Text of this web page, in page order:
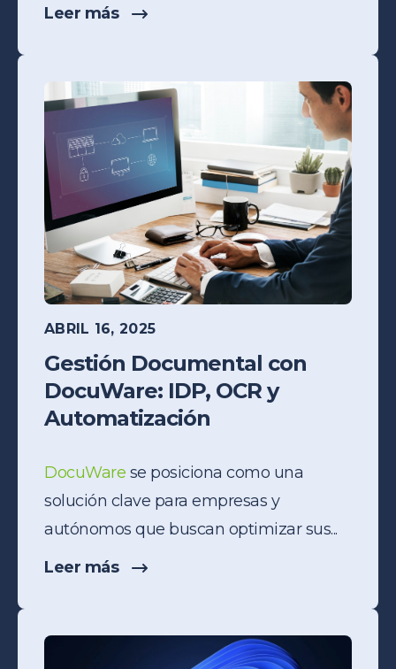
Leer más
ABRIL 16, 2025
Gestión Documental con
DocuWare: IDP, OCR y
Automatización
DocuWare se posiciona como una
solución clave para empresas y
autónomos que buscan optimizar sus...
Leer más